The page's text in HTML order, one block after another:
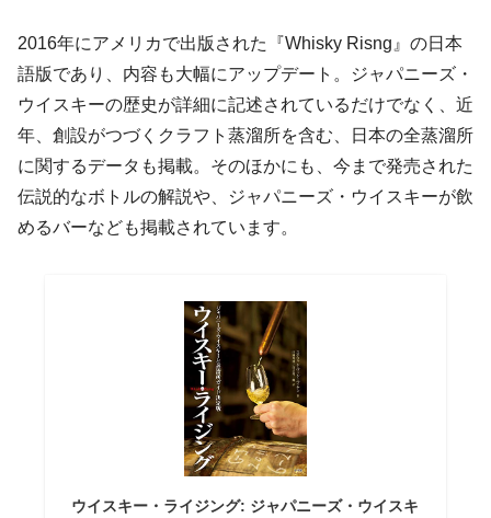
2016年にアメリカで出版された『Whisky Risng』の日本
語版であり、内容も大幅にアップデート。ジャパニーズ・
ウイスキーの歴史が詳細に記述されているだけでなく、近
年、創設がつづくクラフト蒸溜所を含む、日本の全蒸溜所
に関するデータも掲載。そのほかにも、今まで発売された
伝説的なボトルの解説や、ジャパニーズ・ウイスキーが飲
めるバーなども掲載されています。
ウイスキー・ライジング: ジャパニーズ・ウイスキ